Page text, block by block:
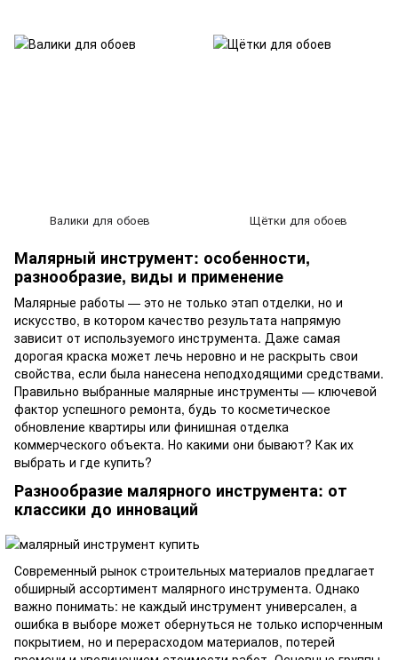
Малярный инструмент: особенности,
разнообразие, виды и применение
Малярные работы — это не только этап отделки, но и
искусство, в котором качество результата напрямую
зависит от используемого инструмента. Даже самая
дорогая краска может лечь неровно и не раскрыть свои
свойства, если была нанесена неподходящими средствами.
Правильно выбранные малярные инструменты — ключевой
фактор успешного ремонта, будь то косметическое
обновление квартиры или финишная отделка
коммерческого объекта. Но какими они бывают? Как их
выбрать и где купить?
Разнообразие малярного инструмента: от
классики до инноваций
Современный рынок строительных материалов предлагает
обширный ассортимент малярного инструмента. Однако
важно понимать: не каждый инструмент универсален, а
ошибка в выборе может обернуться не только испорченным
покрытием, но и перерасходом материалов, потерей
Валики для обоев Щётки для обоев